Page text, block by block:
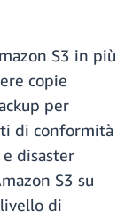
S3 in più
copie
per
di conformità
disaster
S3 su
di